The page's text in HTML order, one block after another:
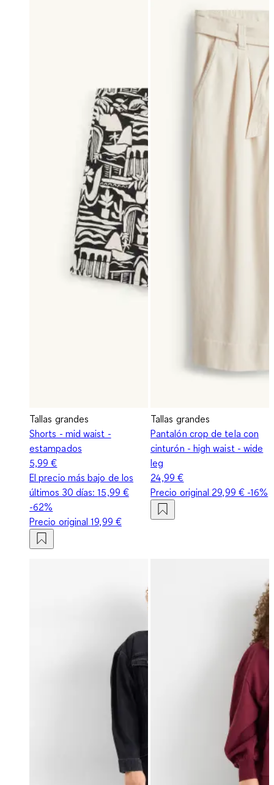
Tallas grandes
Shorts - mid waist -
estampados
5,99 €
El precio más bajo de los
últimos 30 días:15,99 €
-62%
Precio original19,99 €
Tallas grandes
Pantalón crop de tela con
cinturón - high waist - wide
leg
24,99 €
Precio original 29,99 €-16%